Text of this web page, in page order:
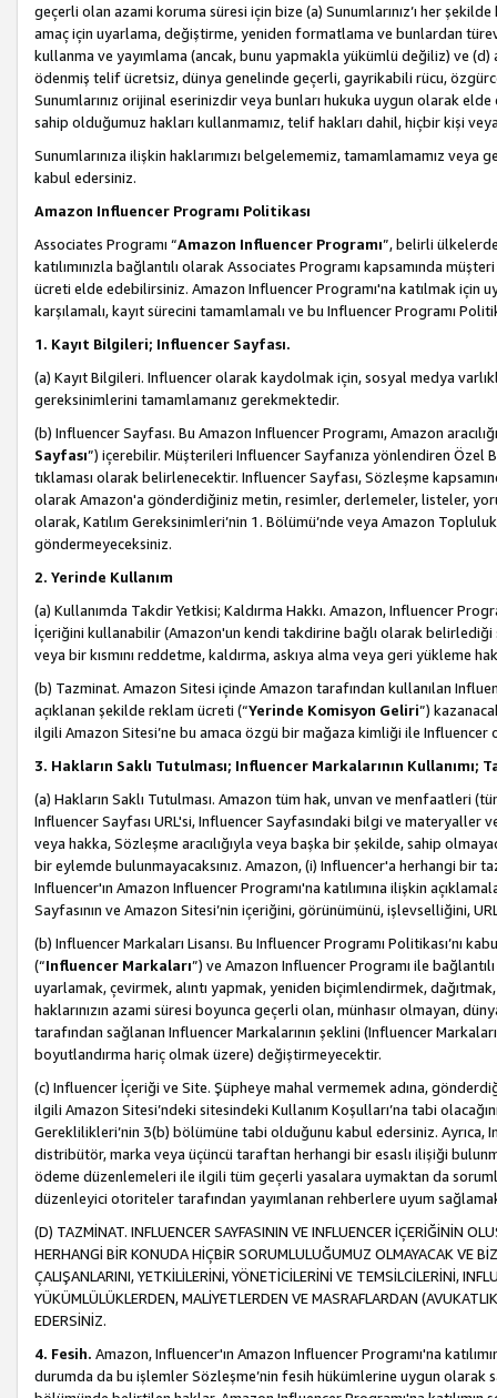
geçerli olan azami koruma süresi için bize (a) Sunumlarınız’ı her
amaç için uyarlama, değiştirme, yeniden formatlama ve bunlardan türev
kullanma ve yayımlama (ancak, bunu yapmakla yükümlü değiliz) ve
ödenmiş telif ücretsiz, dünya genelinde geçerli, gayrikabili rücu,
Sunumlarınız orijinal eserinizdir veya bunları hukuka uygun olarak
sahip olduğumuz hakları kullanmamız, telif hakları dahil, hiçbir kişi
Sunumlarınıza ilişkin haklarımızı belgelememiz, tamamlamamız
kabul edersiniz.
Amazon Influencer Programı Politikası
Associates Programı “Amazon Influencer Programı”, belirli
katılımınızla bağlantılı olarak Associates Programı kapsamında
ücreti elde edebilirsiniz. Amazon Influencer Programı'na katılmak için
karşılamalı, kayıt sürecini tamamlamalı ve bu Influencer Programı
1. Kayıt Bilgileri; Influencer Sayfası.
(a) Kayıt Bilgileri. Influencer olarak kaydolmak için, sosyal medya
gereksinimlerini tamamlamanız gerekmektedir.
(b) Influencer Sayfası. Bu Amazon Influencer Programı, Amazon
Sayfası”) içerebilir. Müşterileri Influencer Sayfanıza yönlendiren Özel
tıklaması olarak belirlenecektir. Influencer Sayfası, Sözleşme
olarak Amazon'a gönderdiğiniz metin, resimler, derlemeler, listeler,
olarak, Katılım Gereksinimleri’nin 1. Bölümü’nde veya Amazon
göndermeyeceksiniz.
2. Yerinde Kullanım
(a) Kullanımda Takdir Yetkisi; Kaldırma Hakkı. Amazon, Influencer
İçeriğini kullanabilir (Amazon'un kendi takdirine bağlı olarak belirlediği
veya bir kısmını reddetme, kaldırma, askıya alma veya geri yükleme
(b) Tazminat. Amazon Sitesi içinde Amazon tarafından kullanılan
açıklanan şekilde reklam ücreti (“Yerinde Komisyon Geliri”)
ilgili Amazon Sitesi’ne bu amaca özgü bir mağaza kimliği ile Influencer
3. Hakların Saklı Tutulması; Influencer Markalarının Kullanımı;
(a) Hakların Saklı Tutulması. Amazon tüm hak, unvan ve menfaatleri
Influencer Sayfası URL'si, Influencer Sayfasındaki bilgi ve materyaller
veya hakka, Sözleşme aracılığıyla veya başka bir şekilde, sahip
bir eylemde bulunmayacaksınız. Amazon, (i) Influencer'a herhangi bir
Influencer'ın Amazon Influencer Programı'na katılımına ilişkin
Sayfasının ve Amazon Sitesi’nin içeriğini, görünümünü, işlevselliğini,
(b) Influencer Markaları Lisansı. Bu Influencer Programı Politikası’nı
(“Influencer Markaları”) ve Amazon Influencer Programı ile
uyarlamak, çevirmek, alıntı yapmak, yeniden biçimlendirmek,
haklarınızın azami süresi boyunca geçerli olan, münhasır olmayan,
tarafından sağlanan Influencer Markalarının şeklini (Influencer
boyutlandırma hariç olmak üzere) değiştirmeyecektir.
(c) Influencer İçeriği ve Site. Şüpheye mahal vermemek adına,
ilgili Amazon Sitesi’ndeki sitesindeki Kullanım Koşulları’na tabi
Gereklilikleri’nin 3(b) bölümüne tabi olduğunu kabul edersiniz. Ayrıca,
distribütör, marka veya üçüncü taraftan herhangi bir esaslı ilişiği
ödeme düzenlemeleri ile ilgili tüm geçerli yasalara uymaktan da
düzenleyici otoriteler tarafından yayımlanan rehberlere uyum
(D) TAZMİNAT. INFLUENCER SAYFASININ VE INFLUENCER İÇERİĞİNİN
HERHANGİ BİR KONUDA HİÇBİR SORUMLULUĞUMUZ OLMAYACAK VE
ÇALIŞANLARINI, YETKİLİLERİNİ, YÖNETİCİLERİNİ VE TEMSİLCİLERİNİ,
YÜKÜMLÜLÜKLERDEN, MALİYETLERDEN VE MASRAFLARDAN
EDERSİNİZ.
4. Fesih. Amazon, Influencer'ın Amazon Influencer Programı'na
durumda da bu işlemler Sözleşme’nin fesih hükümlerine uygun olarak